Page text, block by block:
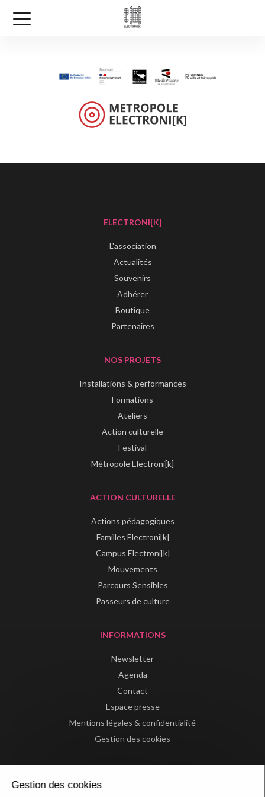
ELECTRONI[K]
L'association
Actualités
Souvenirs
Adhérer
Boutique
Partenaires
NOS PROJETS
Installations & performances
Formations
Ateliers
Action culturelle
Festival
Métropole Electroni[k]
ACTION CULTURELLE
Actions pédagogiques
Familles Electroni[k]
Campus Electroni[k]
Mouvements
Parcours Sensibles
Passeurs de culture
INFORMATIONS
Newsletter
Agenda
Contact
Espace presse
Mentions légales & confidentialité
Gestion des cookies
Gestion des cookies